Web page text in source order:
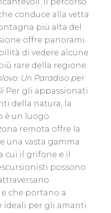
conduce alla vetta
più alta del
offre panorami
di vedere alcune
rare della regione.
Un Paradiso per
Per gli appassionati
della natura, la
è un luogo
remota offre la
una vasta gamma
cui il grifone e il
possono
che portano a
ideali per gli amanti